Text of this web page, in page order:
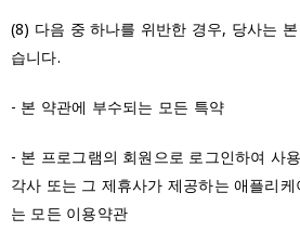
(8) 다음 중 하나를 위반한 경우, 당사는
습니다.
- 본 약관에 부수되는 모든 특약
- 본 프로그램의 회원으로 로그인하여 사
각사 또는 그 제휴사가 제공하는 애플리
는 모든 이용약관